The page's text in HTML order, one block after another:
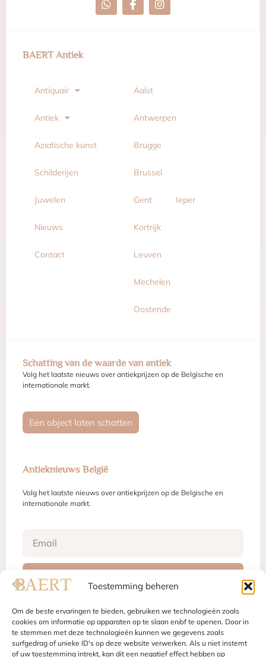
Toestemming beheren
Om de beste ervaringen te bieden, gebruiken we technologieën zoals
cookies om informatie op apparaten op te slaan en/of te openen. Door in
te stemmen met deze technologieën kunnen we gegevens zoals
surfgedrag of unieke ID's op deze website verwerken. Als u niet instemt
of uw toestemming intrekt, kan dit een negatief effect hebben op
BAERT Antiek
Antiquair
Antiek
Aziatische kunst
Schilderijen
Juwelen
Nieuws
Contact
Aalst
Antwerpen
Brugge
Brussel
Gent Ieper
Kortrijk
Leuven
Mechelen
Oostende
Schatting van de waarde van antiek
Volg het laatste nieuws over antiekprijzen op de Belgische en
internationale markt.
Een object laten schatten
Antieknieuws België
Volg het laatste nieuws over antiekprijzen op de Belgische en
internationale markt.
Juridische vermeldingen GebruiksvoorwaardenPrivacybeleid
Cookiebeleid